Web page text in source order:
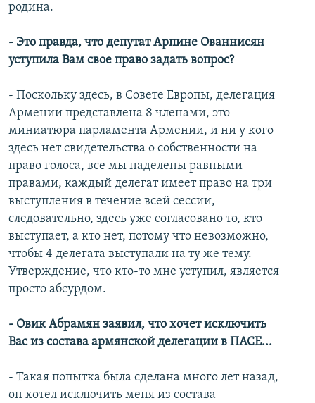
родина.
- Это правда, что депутат Арпине Ованнисян
уступила Вам свое право задать вопрос?
- Поскольку здесь, в Совете Европы, делегация
Армении представлена 8 членами, это
миниатюра парламента Армении, и ни у кого
здесь нет свидетельства о собственности на
право голоса, все мы наделены равными
правами, каждый делегат имеет право на три
выступления в течение всей сессии,
следовательно, здесь уже согласовано то, кто
выступает, а кто нет, потому что невозможно,
чтобы 4 делегата выступали на ту же тему.
Утверждение, что кто-то мне уступил, является
просто абсурдом.
- Овик Абрамян заявил, что хочет исключить
Вас из состава армянской делегации в ПАСЕ...
- Такая попытка была сделана много лет назад,
он хотел исключить меня из состава